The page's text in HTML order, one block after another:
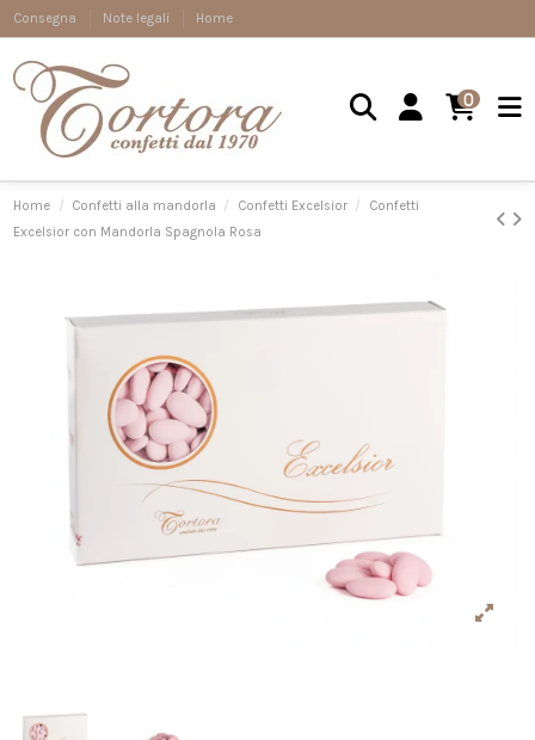
Consegna Note legali Home
0
Home Confetti alla mandorla Confetti Excelsior
Confetti
Excelsior con Mandorla Spagnola Rosa